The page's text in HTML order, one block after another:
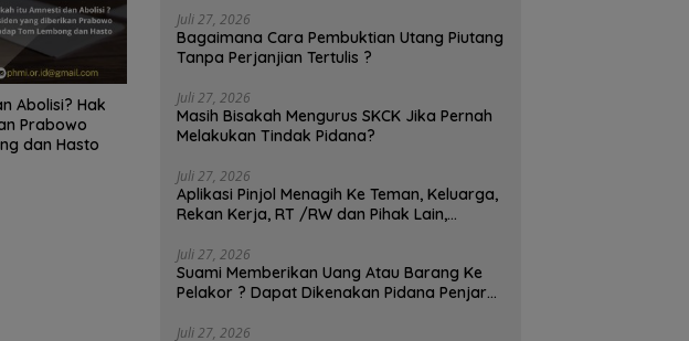
Abolisi? Hak
Prabowo
dan Hasto
Juli 27, 2026
Bagaimana Cara Pembuktian Utang Piutang
Tanpa Perjanjian Tertulis ?
Juli 27, 2026
Masih Bisakah Mengurus SKCK Jika Pernah
Melakukan Tindak Pidana?
Juli 27, 2026
Aplikasi Pinjol Menagih Ke Teman, Keluarga,
Rekan Kerja, RT /RW dan Pihak Lain,
Juli 27, 2026
Suami Memberikan Uang Atau Barang Ke
Pelakor ? Dapat Dikenakan Pidana Penjara
Juli 27, 2026